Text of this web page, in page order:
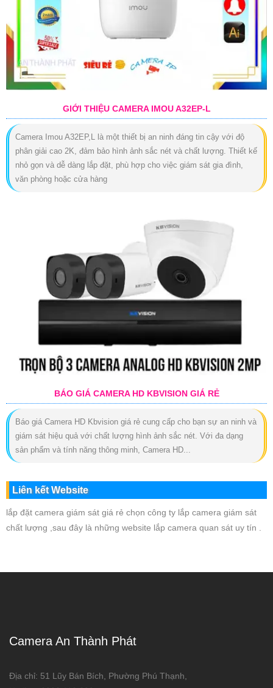
GIỚI THIỆU CAMERA IMOU A32EP-L
Camera Imou A32EP,L là một thiết bị an ninh đáng tin cậy với độ
phân giải cao 2K, đảm bảo hình ảnh sắc nét và chất lượng. Thiết kế
nhỏ gọn và dễ dàng lắp đặt, phù hợp cho việc giám sát gia đình,
văn phòng hoặc cửa hàng
BÁO GIÁ CAMERA HD KBVISION GIÁ RẺ
Báo giá Camera HD Kbvision giá rẻ cung cấp cho bạn sự an ninh và
giám sát hiệu quả với chất lượng hình ảnh sắc nét. Với đa dạng
sản phẩm và tính năng thông minh, Camera HD...
Liên kết Website
lắp đặt camera giám sát giá rẻ chọn công ty lắp camera giám sát
chất lượng ,sau đây là những website lắp camera quan sát uy tín .
Camera An Thành Phát
Địa chỉ: 51 Lũy Bán Bích, Phường Phú Thạnh,